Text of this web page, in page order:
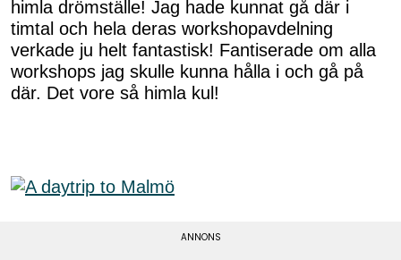
himla drömställe! Jag hade kunnat gå där i
timtal och hela deras workshopavdelning
verkade ju helt fantastisk! Fantiserade om alla
workshops jag skulle kunna hålla i och gå på
där. Det vore så himla kul!